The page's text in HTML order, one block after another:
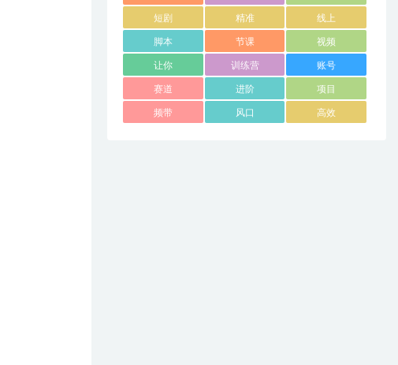
短剧 精准 线上
脚本 节课 视频
让你 训练营 账号
赛道 进阶 项目
频带 风口 高效